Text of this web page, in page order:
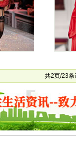
共2页/23